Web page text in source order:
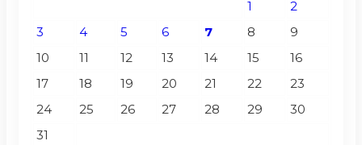
1
2
3
4 5 6 7 8
9
10
11 12 13 14 15
16
17
18 19 20 21 22
23
24
25 26 27 28 29
30
31